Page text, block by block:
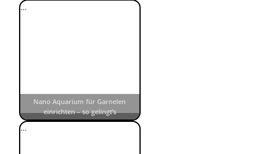
Nano Aquarium für Garnelen
einrichten – so gelingt’s
…
…